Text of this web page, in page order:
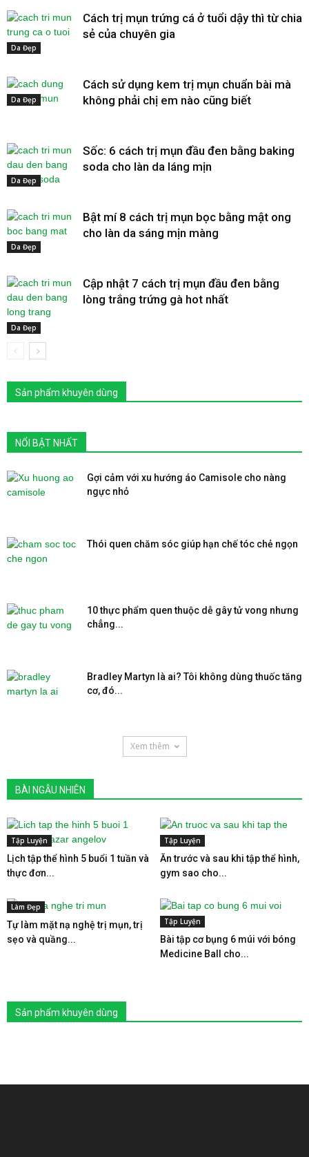
Da Đẹp
Cách trị mụn trứng cá ở tuổi dậy thì từ chia
sẻ của chuyên gia
Da Đẹp
Cách sử dụng kem trị mụn chuẩn bài mà
không phải chị em nào cũng biết
Da Đẹp
Sốc: 6 cách trị mụn đầu đen bằng baking
soda cho làn da láng mịn
Da Đẹp
Bật mí 8 cách trị mụn bọc bằng mật ong
cho làn da sáng mịn màng
Da Đẹp
Cập nhật 7 cách trị mụn đầu đen bằng
lòng trắng trứng gà hot nhất
Sản phẩm khuyên dùng
NỔI BẬT NHẤT
Gợi cảm với xu hướng áo Camisole cho nàng
ngực nhỏ
Thói quen chăm sóc giúp hạn chế tóc chẻ ngọn
10 thực phẩm quen thuộc dễ gây tử vong nhưng
chẳng...
Bradley Martyn là ai? Tôi không dùng thuốc tăng
cơ, đó...
Xem thêm
BÀI NGẪU NHIÊN
Tập Luyện
Lịch tập thể hình 5 buổi 1 tuần và
thực đơn...
Tập Luyện
Ăn trước và sau khi tập thể hình,
gym sao cho...
Làm Đẹp
Tự làm mặt nạ nghệ trị mụn, trị
sẹo và quầng...
Tập Luyện
Bài tập cơ bụng 6 múi với bóng
Medicine Ball cho...
Sản phẩm khuyên dùng